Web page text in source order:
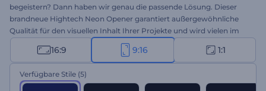
begeistern? Dann haben wir genau die passende Lösung. Dieser
brandneue Hightech Neon Opener garantiert außergewöhnliche
Qualität für den visuellen Inhalt Ihrer Projekte und wird vielen im
Gedächtnis bleiben. Laden Sie Ihre Logodatei hoch, und fügen Sie
Ihren Slogan ein, um einen professionellen Logo-Opener zu
erstellen. Perfekt für die Vorstellung von Technologieunternehmen,
Markenwerbung, Channel-Intros und vieles mehr. Maximieren Sie
16:9 9:16 1:1
Verfügbare Stile (5)